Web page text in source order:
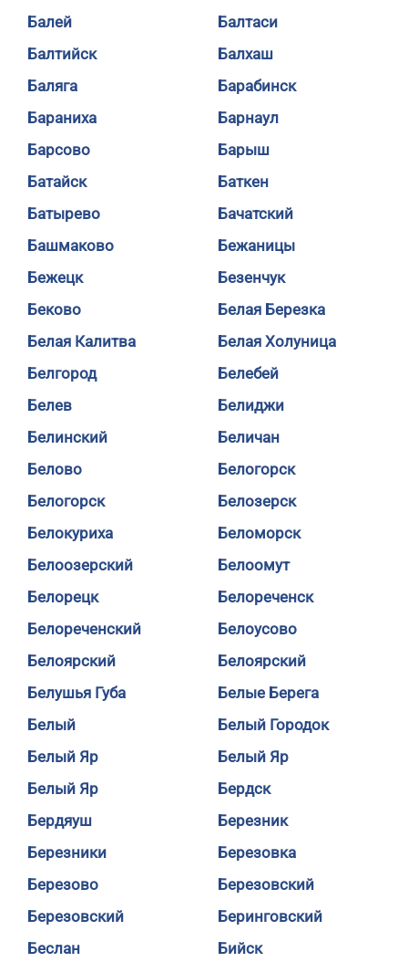
Балей
Балтаси
Балтийск
Балхаш
Баляга
Барабинск
Бараниха
Барнаул
Барсово
Барыш
Батайск
Баткен
Батырево
Бачатский
Башмаково
Бежаницы
Бежецк
Безенчук
Беково
Белая Березка
Белая Калитва
Белая Холуница
Белгород
Белебей
Белев
Белиджи
Белинский
Беличан
Белово
Белогорск
Белогорск
Белозерск
Белокуриха
Беломорск
Белоозерский
Белоомут
Белорецк
Белореченск
Белореченский
Белоусово
Белоярский
Белоярский
Белушья Губа
Белые Берега
Белый
Белый Городок
Белый Яр
Белый Яр
Белый Яр
Бердск
Бердяуш
Березник
Березники
Березовка
Березово
Березовский
Березовский
Беринговский
Беслан
Бийск